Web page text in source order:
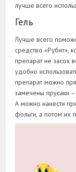
лучше всего
Гель
Лучше всего
средство «Рубит»,
препарат не засох
удобно
препарат можно
замечены прусаки
А можно нанести
фольги, а потом их